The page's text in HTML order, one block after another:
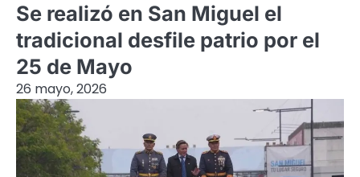
Se realizó en San Miguel el
tradicional desfile patrio por el
25 de Mayo
26 mayo, 2026